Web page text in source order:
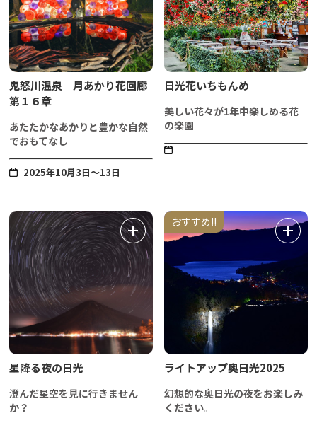
鬼怒川温泉 月あかり花回廊
第１６章
あたたかなあかりと豊かな自然
でおもてなし
2025年10月3日～13日
日光花いちもんめ
美しい花々が1年中楽しめる花
の楽園
星降る夜の日光
澄んだ星空を見に行きません
か？
おすすめ!!
ライトアップ奥日光2025
幻想的な奥日光の夜をお楽しみ
ください。